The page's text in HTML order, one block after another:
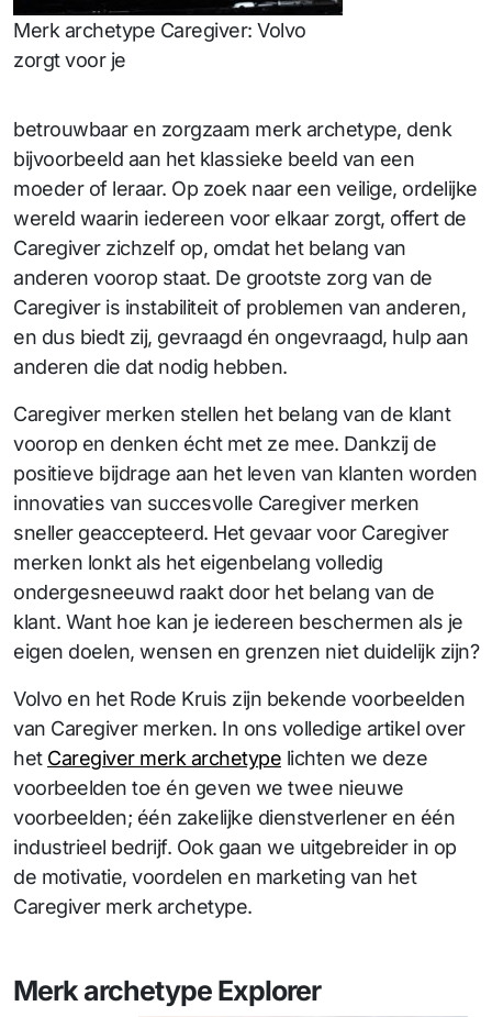
Merk archetype Caregiver: Volvo
zorgt voor je
betrouwbaar en zorgzaam merk archetype, denk
bijvoorbeeld aan het klassieke beeld van een
moeder of leraar. Op zoek naar een veilige, ordelijke
wereld waarin iedereen voor elkaar zorgt, offert de
Caregiver zichzelf op, omdat het belang van
anderen voorop staat. De grootste zorg van de
Caregiver is instabiliteit of problemen van anderen,
en dus biedt zij, gevraagd én ongevraagd, hulp aan
anderen die dat nodig hebben.
Caregiver merken stellen het belang van de klant
voorop en denken écht met ze mee. Dankzij de
positieve bijdrage aan het leven van klanten worden
innovaties van succesvolle Caregiver merken
sneller geaccepteerd. Het gevaar voor Caregiver
merken lonkt als het eigenbelang volledig
ondergesneeuwd raakt door het belang van de
klant. Want hoe kan je iedereen beschermen als je
eigen doelen, wensen en grenzen niet duidelijk zijn?
Volvo en het Rode Kruis zijn bekende voorbeelden
van Caregiver merken. In ons volledige artikel over
het Caregiver merk archetype lichten we deze
voorbeelden toe én geven we twee nieuwe
voorbeelden; één zakelijke dienstverlener en één
industrieel bedrijf. Ook gaan we uitgebreider in op
de motivatie, voordelen en marketing van het
Caregiver merk archetype.
Merk archetype Explorer